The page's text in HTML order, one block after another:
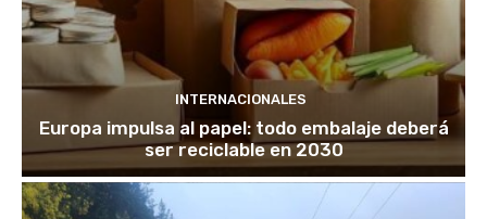
INTERNACIONALES
Europa impulsa al papel: todo embalaje deberá
ser reciclable en 2030